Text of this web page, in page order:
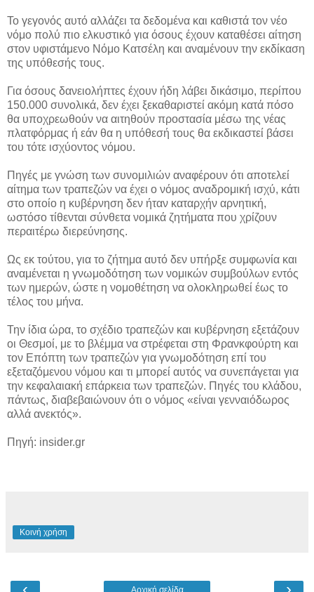
Το γεγονός αυτό αλλάζει τα δεδομένα και καθιστά τον νέο
νόμο πολύ πιο ελκυστικό για όσους έχουν καταθέσει αίτηση
στον υφιστάμενο Νόμο Κατσέλη και αναμένουν την εκδίκαση
της υπόθεσής τους.
Για όσους δανειολήπτες έχουν ήδη λάβει δικάσιμο, περίπου
150.000 συνολικά, δεν έχει ξεκαθαριστεί ακόμη κατά πόσο
θα υποχρεωθούν να αιτηθούν προστασία μέσω της νέας
πλατφόρμας ή εάν θα η υπόθεσή τους θα εκδικαστεί βάσει
του τότε ισχύοντος νόμου.
Πηγές με γνώση των συνομιλιών αναφέρουν ότι αποτελεί
αίτημα των τραπεζών να έχει ο νόμος αναδρομική ισχύ, κάτι
στο οποίο η κυβέρνηση δεν ήταν καταρχήν αρνητική,
ωστόσο τίθενται σύνθετα νομικά ζητήματα που χρίζουν
περαιτέρω διερεύνησης.
Ως εκ τούτου, για το ζήτημα αυτό δεν υπήρξε συμφωνία και
αναμένεται η γνωμοδότηση των νομικών συμβούλων εντός
των ημερών, ώστε η νομοθέτηση να ολοκληρωθεί έως το
τέλος του μήνα.
Την ίδια ώρα, το σχέδιο τραπεζών και κυβέρνηση εξετάζουν
οι Θεσμοί, με το βλέμμα να στρέφεται στη Φρανκφούρτη και
τον Επόπτη των τραπεζών για γνωμοδότηση επί του
εξεταζόμενου νόμου και τι μπορεί αυτός να συνεπάγεται για
την κεφαλαιακή επάρκεια των τραπεζών. Πηγές του κλάδου,
πάντως, διαβεβαιώνουν ότι ο νόμος «είναι γενναιόδωρος
αλλά ανεκτός».
Πηγή: insider.gr
Κοινή χρήση
Αρχική σελίδα